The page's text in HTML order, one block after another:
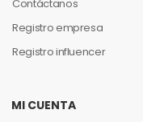
Contáctanos
Registro empresa
Registro influencer
MI CUENTA